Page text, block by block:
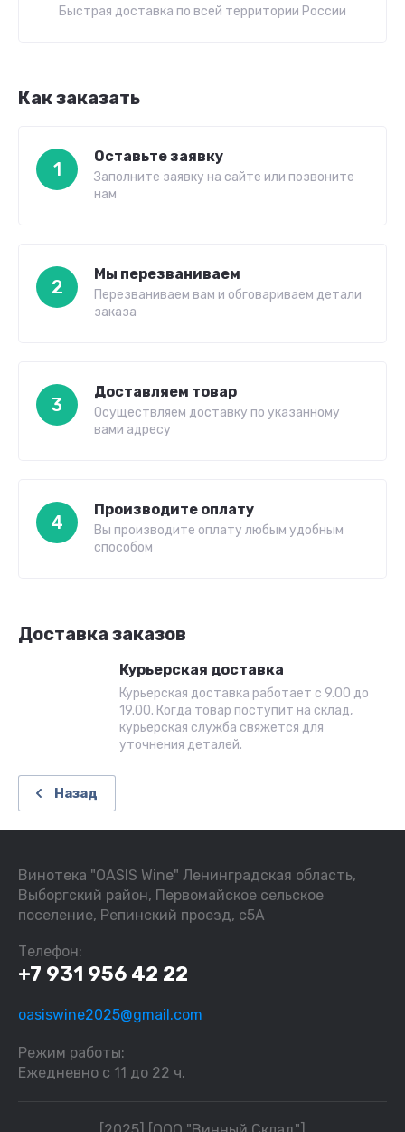
Быстрая доставка по всей территории России
Как заказать
1
Оставьте заявку
Заполните заявку на сайте или позвоните
нам
2
Мы перезваниваем
Перезваниваем вам и обговариваем детали
заказа
3
Доставляем товар
Осуществляем доставку по указанному
вами адресу
4
Производите оплату
Вы производите оплату любым удобным
способом
Доставка заказов
Курьерская доставка
Курьерская доставка работает с 9.00 до
19.00. Когда товар поступит на склад,
курьерская служба свяжется для
уточнения деталей.
Назад
Винотека "OASIS Wine" Ленинградская область,
Выборгский район, Первомайское сельское
поселение, Репинский проезд, с5А
Телефон:
+7 931 956 42 22
oasiswine2025@gmail.com
Режим работы:
Ежедневно с 11 до 22 ч.